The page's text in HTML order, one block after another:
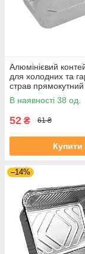
Алюмінієвий
для холодних та
страв
(220х158х52) (без
10шт.
В наявності 38 од.
52 ₴ 61 ₴
Купити
–14%